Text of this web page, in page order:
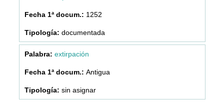
1252
documentada
extirpación
Antigua
sin asignar